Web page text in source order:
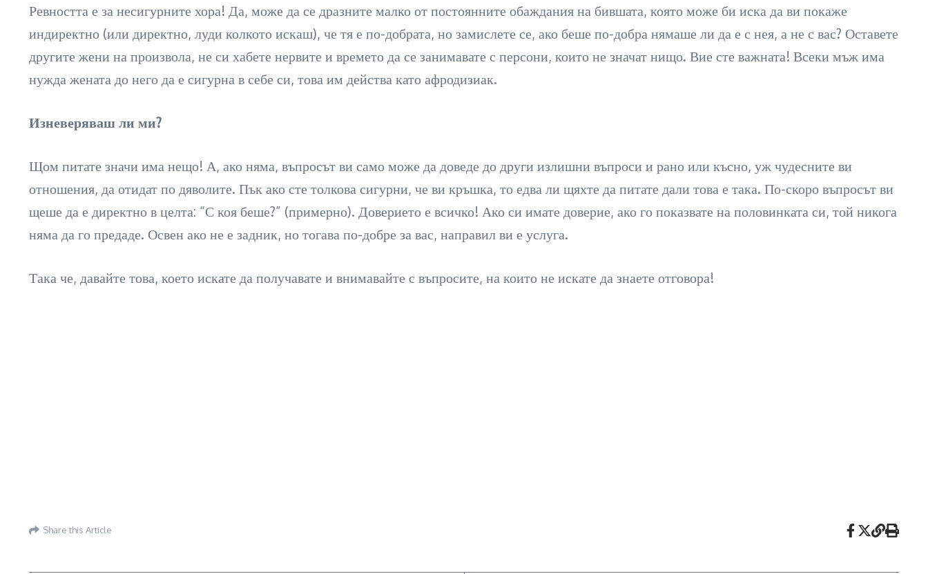
Ревността е за несигурните хора! Да, може да се дразните малко от постоянните обаждания на бившата, която може би иска да ви покаже
индиректно (или директно, луди колкото искаш), че тя е по-добрата, но замислете се, ако беше по-добра нямаше ли да е с нея, а не с вас? Оставете
другите жени на произвола, не си хабете нервите и времето да се занимавате с персони, които не значат нищо. Вие сте важната! Всеки мъж има
нужда жената до него да е сигурна в себе си, това им действа като афродизиак.
Изневеряваш ли ми?
Щом питате значи има нещо! А, ако няма, въпросът ви само може да доведе до други излишни въпроси и рано или късно, уж чудесните ви
отношения, да отидат по дяволите. Пък ако сте толкова сигурни, че ви кръшка, то едва ли щяхте да питате дали това е така. По-скоро въпросът ви
щеше да е директно в целта: “С коя беше?” (примерно). Доверието е всичко! Ако си имате доверие, ако го показвате на половинката си, той никога
няма да го предаде. Освен ако не е задник, но тогава по-добре за вас, направил ви е услуга.
Така че, давайте това, което искате да получавате и внимавайте с въпросите, на които не искате да знаете отговора!
Share this Article